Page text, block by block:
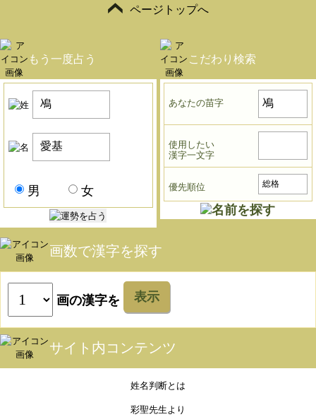
ページトップへ
もう一度占う
男 女
こだわり検索
あなたの苗字
使用したい
漢字一文字
優先順位
画数で漢字を探す
画の漢字を 表示
サイト内コンテンツ
姓名判断とは
彩聖先生より